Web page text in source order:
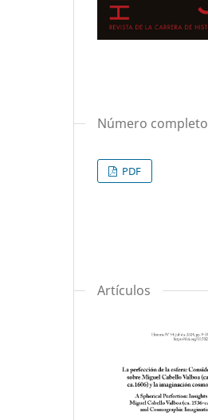
Número completo
PDF
Artículos